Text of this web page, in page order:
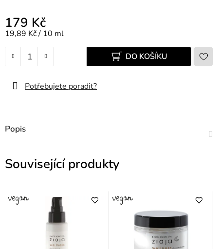
179 Kč
Měrná cena:
19,89 Kč / 10 ml
DO KOŠÍKU
Potřebujete poradit?
Popis
Související produkty